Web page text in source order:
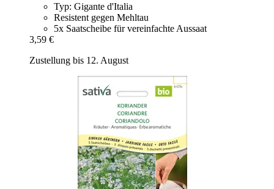
Typ: Gigante d'Italia
Resistent gegen Mehltau
5x Saatscheibe für vereinfachte Aussaat
3,59 €
Zustellung bis 12. August